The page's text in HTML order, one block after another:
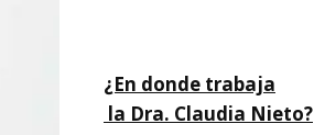
¿En donde trabaja
la Dra. Claudia Nieto?